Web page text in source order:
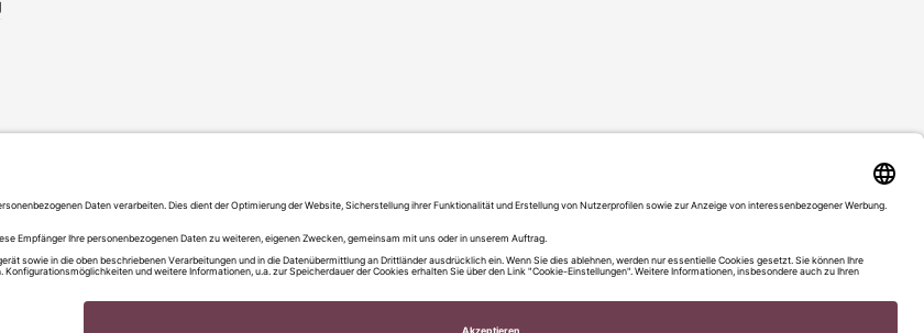
Vertrag widerrufen Versand und Zahlung Datenschutz
und ggf. Nachnahmegebühren, wenn nicht anders angegeben.